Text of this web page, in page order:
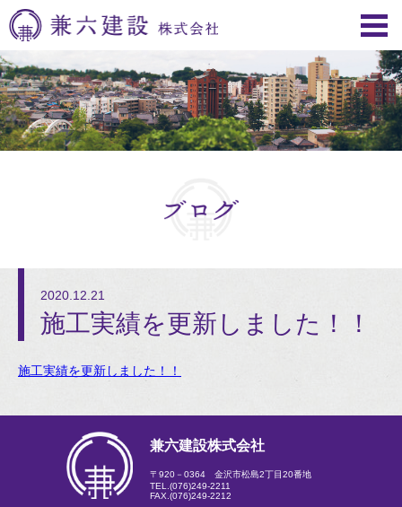
2020.12.21
施工実績を更新しました！！
施工実績を更新しました！！
兼六建設株式会社
〒920－0364 金沢市松島2丁目20番地
TEL.(076)249-2211
FAX.(076)249-2212